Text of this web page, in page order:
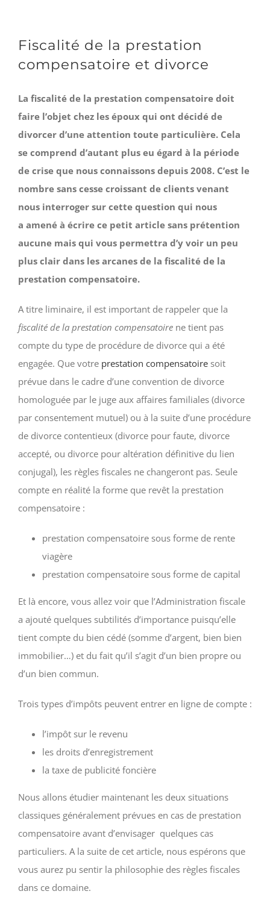
Fiscalité de la prestation
compensatoire et divorce
La fiscalité de la prestation compensatoire doit
faire l’objet chez les époux qui ont décidé de
divorcer d’une attention toute particulière. Cela
se comprend d’autant plus eu égard à la période
de crise que nous connaissons depuis 2008. C’est le
nombre sans cesse croissant de clients venant
nous interroger sur cette question qui nous
a amené à écrire ce petit article sans prétention
aucune mais qui vous permettra d’y voir un peu
plus clair dans les arcanes de la fiscalité de la
prestation compensatoire.
A titre liminaire, il est important de rappeler que la
fiscalité de la prestation compensatoire ne tient pas
compte du type de procédure de divorce qui a été
engagée. Que votre prestation compensatoire soit
prévue dans le cadre d’une convention de divorce
homologuée par le juge aux affaires familiales (divorce
par consentement mutuel) ou à la suite d’une procédure
de divorce contentieux (divorce pour faute, divorce
accepté, ou divorce pour altération définitive du lien
conjugal), les règles fiscales ne changeront pas. Seule
compte en réalité la forme que revêt la prestation
compensatoire :
prestation compensatoire sous forme de rente
viagère
prestation compensatoire sous forme de capital
Et là encore, vous allez voir que l’Administration fiscale
a ajouté quelques subtilités d’importance puisqu’elle
tient compte du bien cédé (somme d’argent, bien bien
immobilier…) et du fait qu’il s’agit d’un bien propre ou
d’un bien commun.
Trois types d’impôts peuvent entrer en ligne de compte :
l’impôt sur le revenu
les droits d’enregistrement
la taxe de publicité foncière
Nous allons étudier maintenant les deux situations
classiques généralement prévues en cas de prestation
compensatoire avant d’envisager quelques cas
particuliers. A la suite de cet article, nous espérons que
vous aurez pu sentir la philosophie des règles fiscales
dans ce domaine.